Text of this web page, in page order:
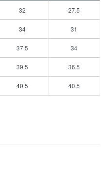
32 27.5
34 31
37.5 34
39.5 36.5
40.5 40.5